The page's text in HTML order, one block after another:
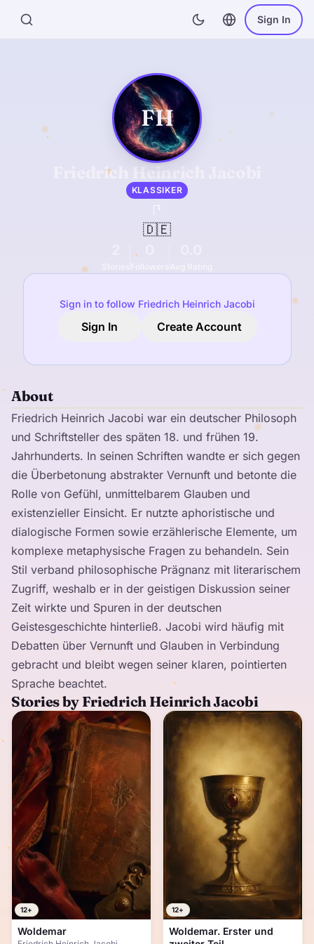
Sign In
FH
Friedrich Heinrich Jacobi
KLASSIKER
🇩🇪
Sign in to follow Friedrich Heinrich Jacobi
Sign In Create Account
About
Friedrich Heinrich Jacobi war ein deutscher Philosoph
und Schriftsteller des späten 18. und frühen 19.
Jahrhunderts. In seinen Schriften wandte er sich gegen
die Überbetonung abstrakter Vernunft und betonte die
Rolle von Gefühl, unmittelbarem Glauben und
existenzieller Einsicht. Er nutzte aphoristische und
dialogische Formen sowie erzählerische Elemente, um
komplexe metaphysische Fragen zu behandeln. Sein
Stil verband philosophische Prägnanz mit literarischem
Zugriff, weshalb er in der geistigen Diskussion seiner
Zeit wirkte und Spuren in der deutschen
Geistesgeschichte hinterließ. Jacobi wird häufig mit
Debatten über Vernunft und Glauben in Verbindung
gebracht und bleibt wegen seiner klaren, pointierten
Sprache beachtet.
Stories by Friedrich Heinrich Jacobi
12+
Woldemar
12+
Woldemar. Erster und